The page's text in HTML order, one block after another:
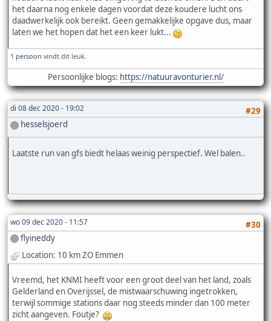
het daarna nog enkele dagen voordat deze koudere lucht ons
daadwerkelijk ook bereikt. Geen gemakkelijke opgave dus, maar
laten we het hopen dat het een keer lukt...
1 persoon vindt dit leuk.
Persoonlijke blogs: https://natuuravonturier.nl/
di 08 dec 2020 - 19:02
#29
hesselsjoerd
Laatste run van gfs biedt helaas weinig perspectief. Wel balen..
wo 09 dec 2020 - 11:57
#30
flyineddy
Location: 10 km ZO Emmen
Vreemd, het KNMI heeft voor een groot deel van het land, zoals
Gelderland en Overijssel, de mistwaarschuwing ingetrokken,
terwijl sommige stations daar nog steeds minder dan 100 meter
zicht aangeven. Foutje?